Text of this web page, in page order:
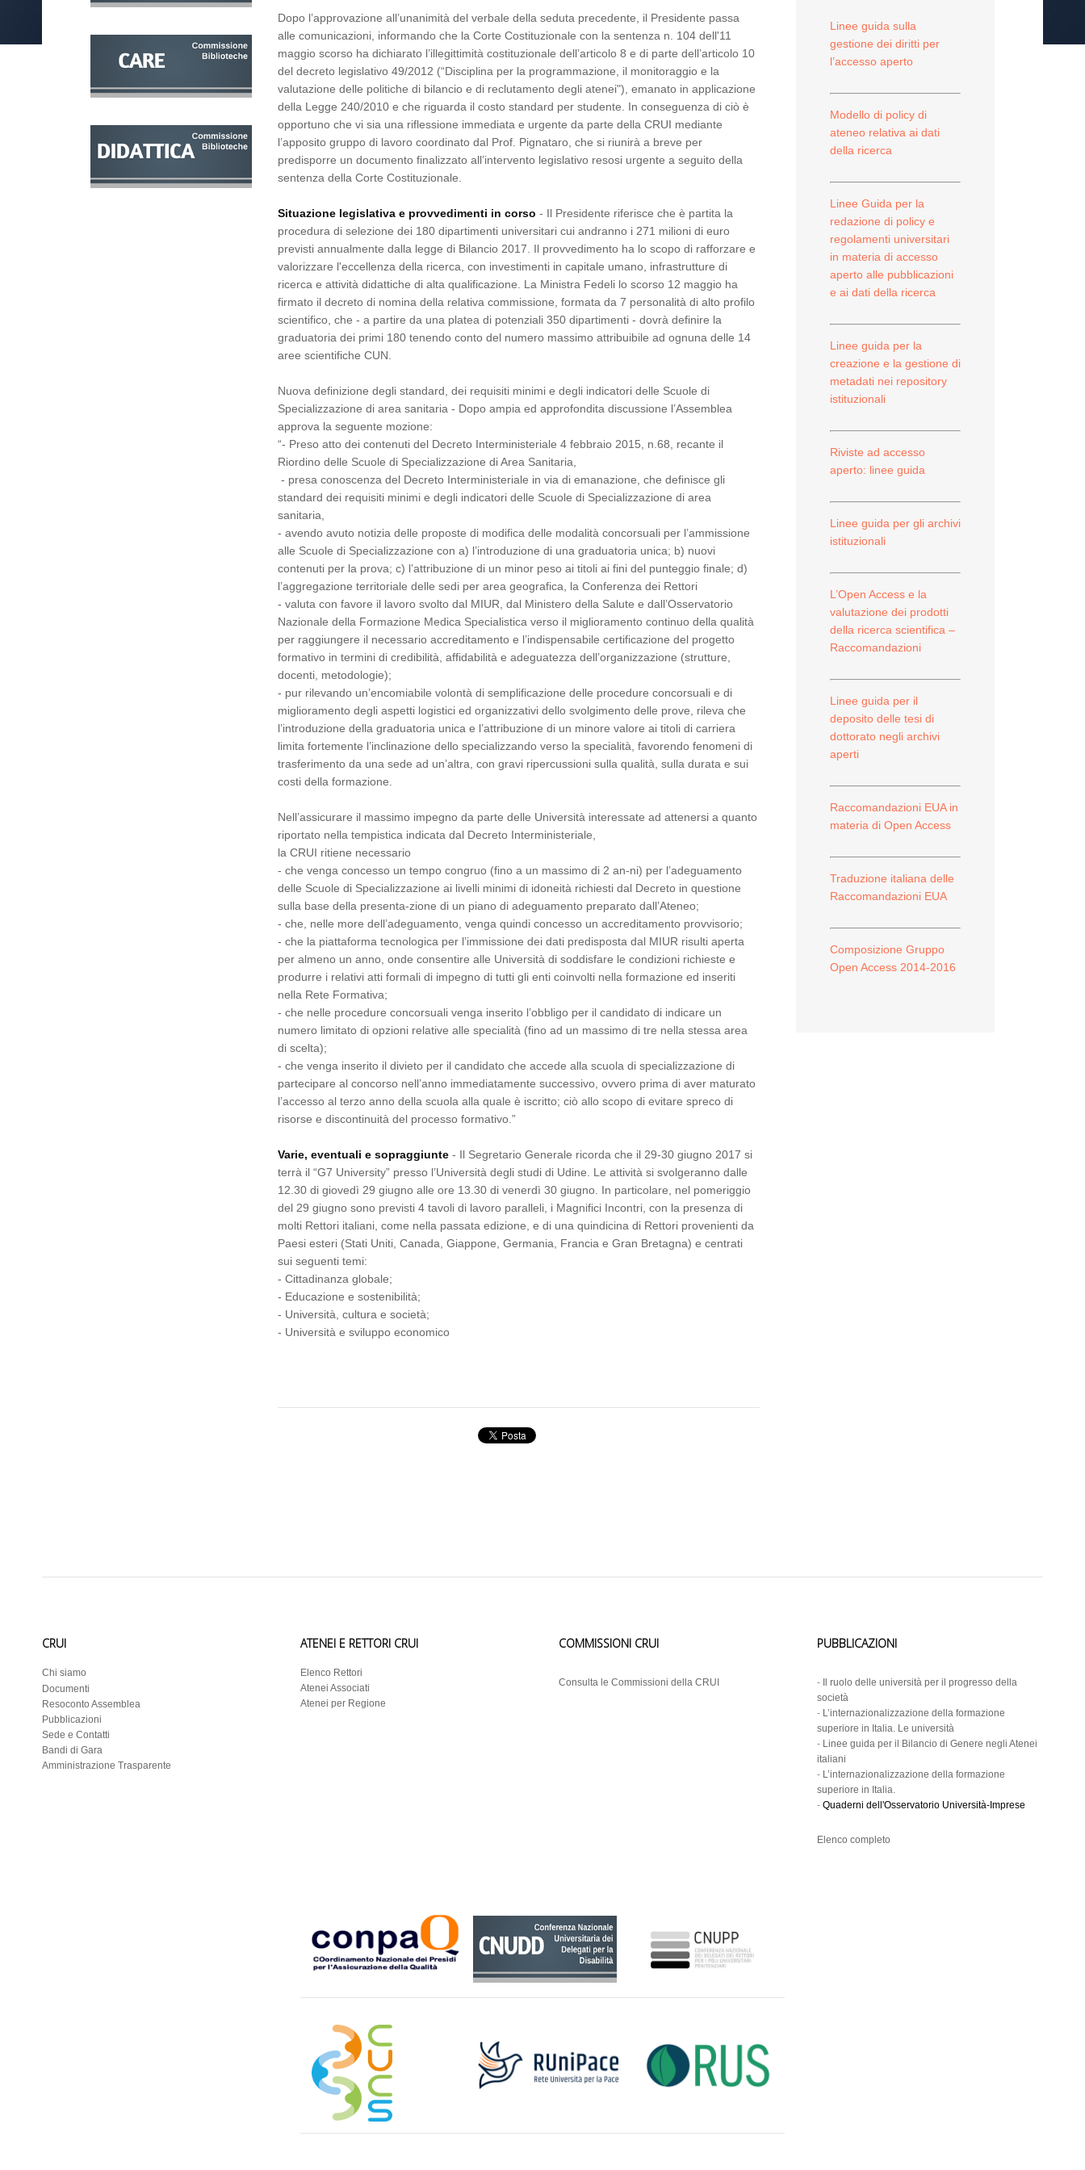
Dopo l’approvazione all’unanimità del verbale della seduta precedente, il Presidente passa
alle comunicazioni, informando che la Corte Costituzionale con la sentenza n. 104 dell'11
maggio scorso ha dichiarato l’illegittimità costituzionale dell’articolo 8 e di parte dell’articolo 10
del decreto legislativo 49/2012 (“Disciplina per la programmazione, il monitoraggio e la
valutazione delle politiche di bilancio e di reclutamento degli atenei"), emanato in applicazione
della Legge 240/2010 e che riguarda il costo standard per studente. In conseguenza di ciò è
opportuno che vi sia una riflessione immediata e urgente da parte della CRUI mediante
l’apposito gruppo di lavoro coordinato dal Prof. Pignataro, che si riunirà a breve per
predisporre un documento finalizzato all’intervento legislativo resosi urgente a seguito della
sentenza della Corte Costituzionale.
Situazione legislativa e provvedimenti in corso - Il Presidente riferisce che è partita la
procedura di selezione dei 180 dipartimenti universitari cui andranno i 271 milioni di euro
previsti annualmente dalla legge di Bilancio 2017. Il provvedimento ha lo scopo di rafforzare e
valorizzare l'eccellenza della ricerca, con investimenti in capitale umano, infrastrutture di
ricerca e attività didattiche di alta qualificazione. La Ministra Fedeli lo scorso 12 maggio ha
firmato il decreto di nomina della relativa commissione, formata da 7 personalità di alto profilo
scientifico, che - a partire da una platea di potenziali 350 dipartimenti - dovrà definire la
graduatoria dei primi 180 tenendo conto del numero massimo attribuibile ad ognuna delle 14
aree scientifiche CUN.
Nuova definizione degli standard, dei requisiti minimi e degli indicatori delle Scuole di
Specializzazione di area sanitaria - Dopo ampia ed approfondita discussione l’Assemblea
approva la seguente mozione:
“- Preso atto dei contenuti del Decreto Interministeriale 4 febbraio 2015, n.68, recante il
Riordino delle Scuole di Specializzazione di Area Sanitaria,
- presa conoscenza del Decreto Interministeriale in via di emanazione, che definisce gli
standard dei requisiti minimi e degli indicatori delle Scuole di Specializzazione di area
sanitaria,
- avendo avuto notizia delle proposte di modifica delle modalità concorsuali per l’ammissione
alle Scuole di Specializzazione con a) l’introduzione di una graduatoria unica; b) nuovi
contenuti per la prova; c) l’attribuzione di un minor peso ai titoli ai fini del punteggio finale; d)
l’aggregazione territoriale delle sedi per area geografica, la Conferenza dei Rettori
- valuta con favore il lavoro svolto dal MIUR, dal Ministero della Salute e dall’Osservatorio
Nazionale della Formazione Medica Specialistica verso il miglioramento continuo della qualità
per raggiungere il necessario accreditamento e l’indispensabile certificazione del progetto
formativo in termini di credibilità, affidabilità e adeguatezza dell’organizzazione (strutture,
docenti, metodologie);
- pur rilevando un’encomiabile volontà di semplificazione delle procedure concorsuali e di
miglioramento degli aspetti logistici ed organizzativi dello svolgimento delle prove, rileva che
l’introduzione della graduatoria unica e l’attribuzione di un minore valore ai titoli di carriera
limita fortemente l’inclinazione dello specializzando verso la specialità, favorendo fenomeni di
trasferimento da una sede ad un’altra, con gravi ripercussioni sulla qualità, sulla durata e sui
costi della formazione.
Nell’assicurare il massimo impegno da parte delle Università interessate ad attenersi a quanto
riportato nella tempistica indicata dal Decreto Interministeriale,
la CRUI ritiene necessario
- che venga concesso un tempo congruo (fino a un massimo di 2 an-ni) per l’adeguamento
delle Scuole di Specializzazione ai livelli minimi di idoneità richiesti dal Decreto in questione
sulla base della presenta-zione di un piano di adeguamento preparato dall’Ateneo;
- che, nelle more dell’adeguamento, venga quindi concesso un accreditamento provvisorio;
- che la piattaforma tecnologica per l’immissione dei dati predisposta dal MIUR risulti aperta
per almeno un anno, onde consentire alle Università di soddisfare le condizioni richieste e
produrre i relativi atti formali di impegno di tutti gli enti coinvolti nella formazione ed inseriti
nella Rete Formativa;
- che nelle procedure concorsuali venga inserito l’obbligo per il candidato di indicare un
numero limitato di opzioni relative alle specialità (fino ad un massimo di tre nella stessa area
di scelta);
- che venga inserito il divieto per il candidato che accede alla scuola di specializzazione di
partecipare al concorso nell’anno immediatamente successivo, ovvero prima di aver maturato
l’accesso al terzo anno della scuola alla quale è iscritto; ciò allo scopo di evitare spreco di
risorse e discontinuità del processo formativo.”
Varie, eventuali e sopraggiunte - Il Segretario Generale ricorda che il 29-30 giugno 2017 si
terrà il “G7 University” presso l’Università degli studi di Udine. Le attività si svolgeranno dalle
12.30 di giovedì 29 giugno alle ore 13.30 di venerdì 30 giugno. In particolare, nel pomeriggio
del 29 giugno sono previsti 4 tavoli di lavoro paralleli, i Magnifici Incontri, con la presenza di
molti Rettori italiani, come nella passata edizione, e di una quindicina di Rettori provenienti da
Paesi esteri (Stati Uniti, Canada, Giappone, Germania, Francia e Gran Bretagna) e centrati
sui seguenti temi:
- Cittadinanza globale;
- Educazione e sostenibilità;
- Università, cultura e società;
- Università e sviluppo economico
Linee guida sulla
gestione dei diritti per
l’accesso aperto
Modello di policy di
ateneo relativa ai dati
della ricerca
Linee Guida per la
redazione di policy e
regolamenti universitari
in materia di accesso
aperto alle pubblicazioni
e ai dati della ricerca
Linee guida per la
creazione e la gestione di
metadati nei repository
istituzionali
Riviste ad accesso
aperto: linee guida
Linee guida per gli archivi
istituzionali
L’Open Access e la
valutazione dei prodotti
della ricerca scientifica –
Raccomandazioni
Linee guida per il
deposito delle tesi di
dottorato negli archivi
aperti
Raccomandazioni EUA in
materia di Open Access
Traduzione italiana delle
Raccomandazioni EUA
Composizione Gruppo
Open Access 2014-2016
CRUI
Chi siamo
Documenti
Resoconto Assemblea
Pubblicazioni
Sede e Contatti
Bandi di Gara
Amministrazione Trasparente
ATENEI E RETTORI CRUI
Elenco Rettori
Atenei Associati
Atenei per Regione
COMMISSIONI CRUI
Consulta le Commissioni della CRUI
PUBBLICAZIONI
-
Il ruolo delle università per il progresso della
società
- L’internazionalizzazione della formazione
superiore in Italia. Le università
- Linee guida per il Bilancio di Genere negli Atenei
italiani
- L’internazionalizzazione della formazione
superiore in Italia.
- Quaderni dell'Osservatorio Università-Imprese
Elenco completo